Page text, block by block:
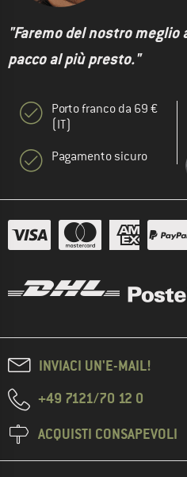
"Faremo del nostro
pacco al più presto."
Porto franco da 69 €
(IT)
Pagamento sicuro
INVIACI UN'E-MAIL!
+49 7121/70 12 0
ACQUISTI CONSAPEVOLI